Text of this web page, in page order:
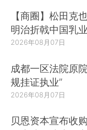
【商圈】松田克
明治折戟中国乳业
2026年08月07日
成都一区法院原
规挂证执业”
2026年08月07日
贝恩资本宣布收